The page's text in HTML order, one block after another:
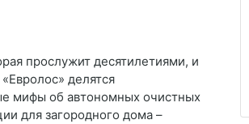
прослужит десятилетиями, и
делятся
мифы об автономных очистных
для загородного дома –